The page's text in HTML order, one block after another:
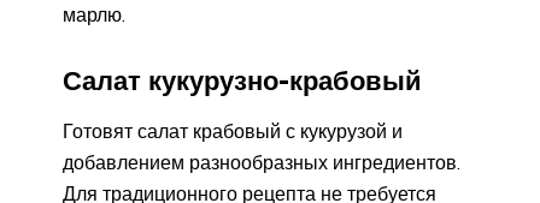
марлю.
Салат кукурузно-крабовый
Готовят салат крабовый с кукурузой и
добавлением разнообразных ингредиентов.
Для традиционного рецепта не требуется